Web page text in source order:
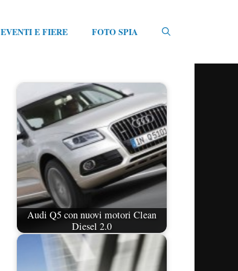
EVENTI E FIERE FOTO SPIA
Audi Q5 con nuovi motori Clean
Diesel 2.0